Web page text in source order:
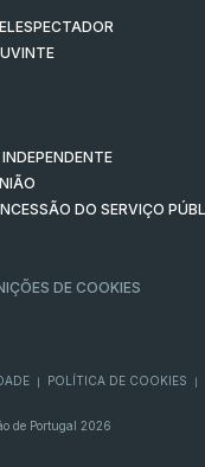
DO SERVIÇO
DE COOKIES
POLÍTICA DE COOKIES
de Portugal 2026